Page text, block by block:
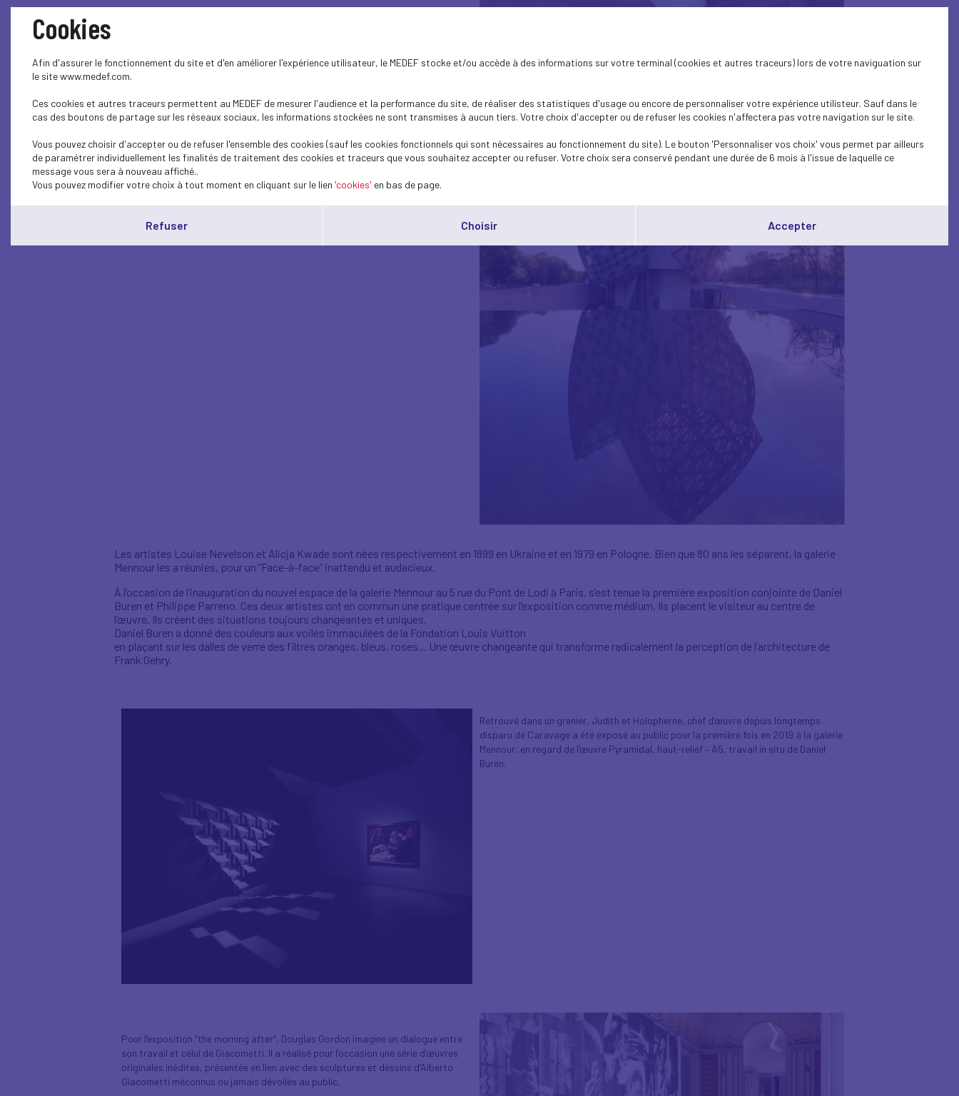
Les artistes Louise Nevelson et Alicja Kwade sont nées respectivement en 1899 en Ukraine et en 1979 en Pologne. Bien que 80 ans les séparent, la galerie
Mennour les a réunies, pour un “Face-à-face” inattendu et audacieux.
À l’occasion de l’inauguration du nouvel espace de la galerie Mennour au 5 rue du Pont de Lodi à Paris, s’est tenue la première exposition conjointe de Daniel
Buren et Philippe Parreno. Ces deux artistes ont en commun une pratique centrée sur l’exposition comme médium. Ils placent le visiteur au centre de
l’œuvre. Ils créent des situations toujours changeantes et uniques.
Daniel Buren a donné des couleurs aux voiles immaculées de la Fondation Louis Vuitton
en plaçant sur les dalles de verre des filtres oranges, bleus, roses... Une œuvre changeante qui transforme radicalement la perception de l’architecture de
Frank Gehry.
Retrouvé dans un grenier, Judith et Holopherne, chef d’œuvre depuis longtemps
disparu de Caravage a été exposé au public pour la première fois en 2019 à la galerie
Mennour, en regard de l’œuvre Pyramidal, haut-relief – A5, travail in situ de Daniel
Buren.
Pour l’exposition “the morning after”, Douglas Gordon imagine un dialogue entre
son travail et celui de Giacometti. Il a réalisé pour l’occasion une série d’œuvres
originales inédites, présentée en lien avec des sculptures et dessins d’Alberto
Giacometti méconnus ou jamais dévoilés au public.
Cookies
Afin d'assurer le fonctionnement du site et d'en améliorer l'expérience utilisateur, le MEDEF stocke et/ou accède à des informations sur votre terminal (cookies et autres traceurs) lors de votre naviguation sur
le site www.medef.com.
Ces cookies et autres traceurs permettent au MEDEF de mesurer l'audience et la performance du site, de réaliser des statistiques d'usage ou encore de personnaliser votre expérience utilisteur. Sauf dans le
cas des boutons de partage sur les réseaux sociaux, les informations stockées ne sont transmises à aucun tiers. Votre choix d'accepter ou de refuser les cookies n'affectera pas votre navigation sur le site.
Vous pouvez choisir d'accepter ou de refuser l'ensemble des cookies (sauf les cookies fonctionnels qui sont nécessaires au fonctionnement du site). Le bouton 'Personnaliser vos choix' vous permet par ailleurs
de paramétrer individuellement les finalités de traitement des cookies et traceurs que vous souhaitez accepter ou refuser. Votre choix sera conservé pendant une durée de 6 mois à l'issue de laquelle ce
message vous sera à nouveau affiché..
Vous pouvez modifier votre choix à tout moment en cliquant sur le lien 'cookies' en bas de page.
Refuser Choisir Accepter